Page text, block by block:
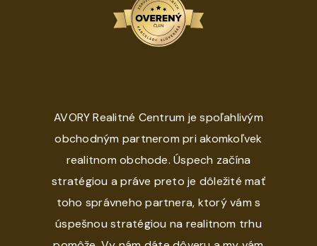
AVORY Realitné Centrum je spoľahlivým
obchodným partnerom pri akomkoľvek
realitnom obchode. Úspech začína
stratégiou a práve preto je dôležité mať
toho správneho partnera, ktorý vám s
úspešnou stratégiou na realitnom trhu